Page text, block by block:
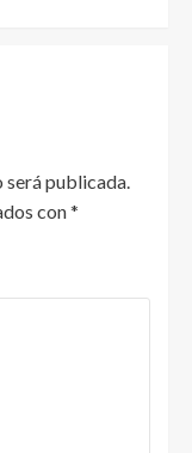
publicada.
con*